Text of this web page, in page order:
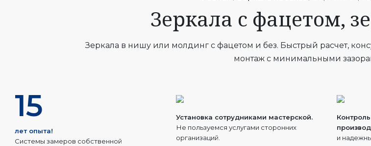
Зеркала с фацетом,
Зеркала в нишу или молдинг с фацетом и без. Быстрый расчет,
монтаж с минимальными
15
лет опыта!
Системы замеров собственной
Установка сотрудниками мастерской.
Не пользуемся услугами сторонних
организаций.
и